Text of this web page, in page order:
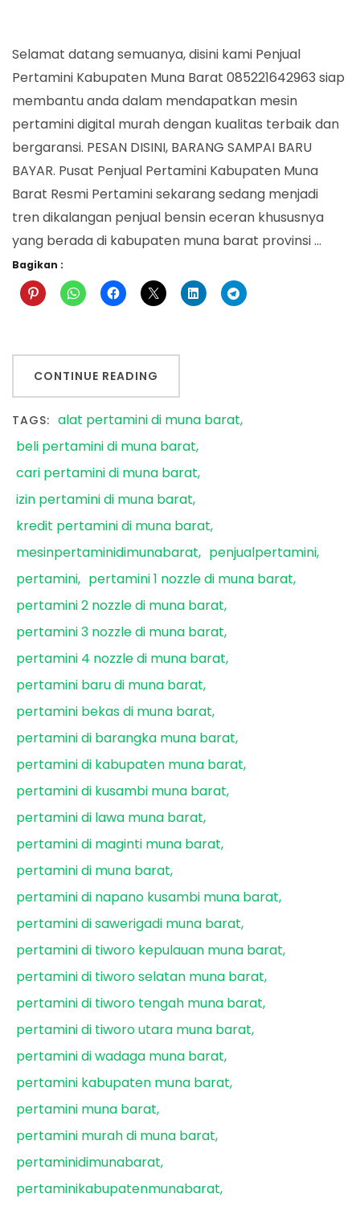
Kabupaten
Muna
Barat
Selamat datang semuanya, disini kami Penjual
Pertamini Kabupaten Muna Barat 085221642963 siap
membantu anda dalam mendapatkan mesin
pertamini digital murah dengan kualitas terbaik dan
bergaransi. PESAN DISINI, BARANG SAMPAI BARU
BAYAR. Pusat Penjual Pertamini Kabupaten Muna
Barat Resmi Pertamini sekarang sedang menjadi
tren dikalangan penjual bensin eceran khususnya
yang berada di kabupaten muna barat provinsi …
Bagikan :
CONTINUE READING
TAGS: alat pertamini di muna barat
beli pertamini di muna barat
cari pertamini di muna barat
izin pertamini di muna barat
kredit pertamini di muna barat
mesinpertaminidimunabarat
penjualpertamini
pertamini
pertamini 1 nozzle di muna barat
pertamini 2 nozzle di muna barat
pertamini 3 nozzle di muna barat
pertamini 4 nozzle di muna barat
pertamini baru di muna barat
pertamini bekas di muna barat
pertamini di barangka muna barat
pertamini di kabupaten muna barat
pertamini di kusambi muna barat
pertamini di lawa muna barat
pertamini di maginti muna barat
pertamini di muna barat
pertamini di napano kusambi muna barat
pertamini di sawerigadi muna barat
pertamini di tiworo kepulauan muna barat
pertamini di tiworo selatan muna barat
pertamini di tiworo tengah muna barat
pertamini di tiworo utara muna barat
pertamini di wadaga muna barat
pertamini kabupaten muna barat
pertamini muna barat
pertamini murah di muna barat
pertaminidimunabarat
pertaminikabupatenmunabarat